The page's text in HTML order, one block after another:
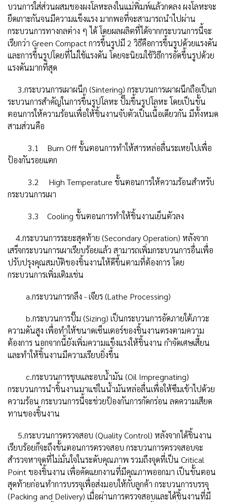
บวนการใส่ส่วนผสมของผงโลหะลงในแม่พิมพ์แล้วกดลง ผงโลหะจะ
ยึดเกาะกันจนมีความแข็งแรง มากพอที่จะสามารถนำไปผ่าน
กระบวนการทางกลต่าง ๆ ได้ โดยผลผลิตที่ได้จากกระบวนการนี้จะ
เรียกว่า Green Compact การขึ้นรูปมี 2 วิธีคือการขึ้นรูปด้วยแรงดัน
และการขึ้นรูปโดยที่ไม่ใช้แรงดัน โดยจะนิยมใช้วิธีการอัดขึ้นรูปด้วย
แรงดันมากที่สุด
3.กระบวนการเผาผนึก (Sintering) กระบวนการเผาผนึกถือเป็นก
ระบวนการสำคัญในการขึ้นรูปโลหะ ปั๊มขึ้นรูปโลหะ โดยเป็นขั้น
ตอนการให้ความร้อนเพื่อให้ชิ้นงานจับตัวเป็นเนื้อเดียวกัน มีทั้งหมด
สามส่วนคือ
3.1 Burn Off ขั้นตอนการทำให้สารหล่อลื่นระเหยไปเพื่อ
ป้องกันรอยแตก
3.2 High Temperature ขั้นตอนการให้ความร้อนสำหรับ
กระบวนการเผา
3.3 Cooling ขั้นตอนการทำให้ชิ้นงานเย็นตัวลง
4.กระบวนการระยะสุดท้าย (Secondary Operation) หลังจาก
เสร็จกระบวนการเผาเรียบร้อยแล้ว สามารถเพิ่มกระบวนการอื่นเพื่อ
ปรับปรุงคุณสมบัติของชิ้นงานให้ดีขึ้นตามที่ต้องการ โดย
กระบวนการเพิ่มเติมเช่น
a.กระบวนการกลึง - เจียร (Lathe Processing)
b.กระบวนการปั๊ม (Sizing) เป็นกระบวนการอัดภายใต้ภาวะ
ความดันสูง เพื่อทำให้ขนาดเซ็นเตอร์ของชิ้นงานตรงตามความ
ต้องการ นอกจากนี้ยังเพิ่มความแข็งแรงให้ชิ้นงาน กำจัดเศษเสี้ยน
และทำให้ชิ้นงานมีความเรียบยิ่งขึ้น
c.กระบวนการชุบและอบน้ำมัน (Oil Impregnating)
กระบวนการนำชิ้นงานมาแช่ในน้ำมันหล่อลื่นเพื่อให้ซึมเข้าไปด้วย
ความร้อน กระบวนการนี้จะช่วยป้องกันการกัดกร่อน ลดความเสียด
ทานของชิ้นงาน
5.กระบวนการตรวจสอบ (Quality Control) หลังจากได้ชิ้นงาน
เรียบร้อยก็จะถึงขั้นตอนการตรวจสอบ กระบวนการตรวจสอบจะ
สำรวจหาจุดที่ไม่มั่นใจในระดับคุณภาพ รวมถึงจุดที่เป็น Critical
Point ของชิ้นงาน เพื่อคัดแยกงานที่มีคุณภาพออกมา เป็นขั้นตอน
สุดท้ายก่อนทำการบรรจุเพื่อส่งมอบให้กับลูกค้า กระบวนการบรรจุ
(Packing and Delivery) เมื่อผ่านการตรวจสอบและได้ชิ้นงานที่มี